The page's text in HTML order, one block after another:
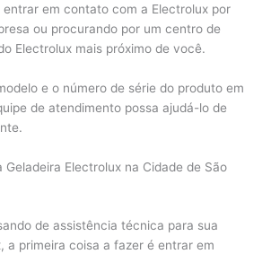
entrar em contato com a Electrolux por
ou procurando por um centro de
Electrolux mais próximo de você.
e o número de série do produto em
de atendimento possa ajudá-lo de
Geladeira Electrolux na Cidade de São
de assistência técnica para sua
a primeira coisa a fazer é entrar em